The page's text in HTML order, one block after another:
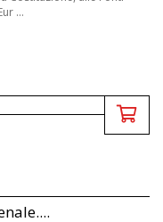
...